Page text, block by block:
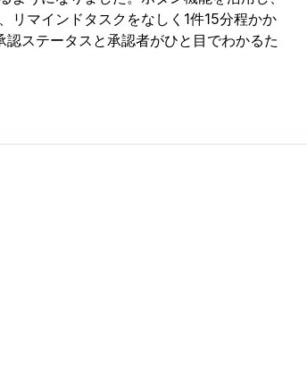
リマインドタスクをなしく1件15分程かか
ステータスと承認者がひと目でわかるた